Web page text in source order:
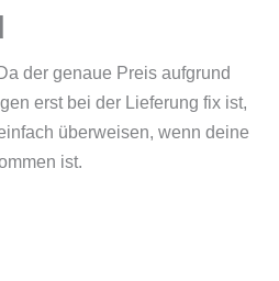
der genaue Preis aufgrund
erst bei der Lieferung fix ist,
überweisen, wenn deine
ist.